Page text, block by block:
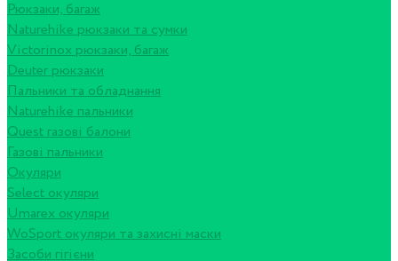
Рюкзаки, багаж
Naturehike рюкзаки та сумки
Victorinox рюкзаки, багаж
Deuter рюкзаки
Пальники та обладнання
Naturehike пальники
Quest газові балони
Газові пальники
Окуляри
Select окуляри
Umarex окуляри
WoSport окуляри та захисні маски
Засоби гігієни